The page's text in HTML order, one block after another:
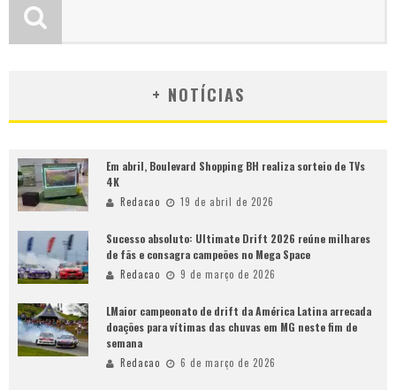
+ NOTÍCIAS
Em abril, Boulevard Shopping BH realiza sorteio de TVs
4K
Redacao 19 de abril de 2026
Sucesso absoluto: Ultimate Drift 2026 reúne milhares
de fãs e consagra campeões no Mega Space
Redacao 9 de março de 2026
LMaior campeonato de drift da América Latina arrecada
doações para vítimas das chuvas em MG neste fim de
semana
Redacao 6 de março de 2026